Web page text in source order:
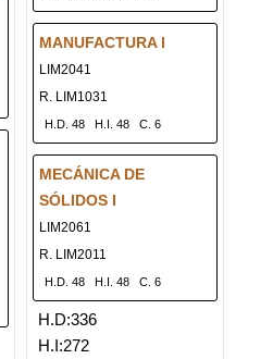
MANUFACTURA I
LIM2041
R. LIM1031
H.D. 48 H.I. 48 C. 6
MECÁNICA DE
SÓLIDOS I
LIM2061
R. LIM2011
H.D. 48 H.I. 48 C. 6
H.D:336
H.I:272